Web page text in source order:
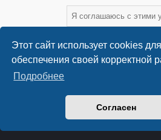
Этот сайт использует cookies для
обеспечения своей корректной
Подробнее
Согласен
Форум садоводов - список форумов